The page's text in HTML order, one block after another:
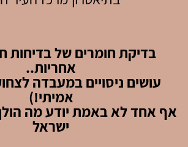
בדיקת חומרים של בדיחות
אחריות..
עושים ניסויים במעבדה
אמיתי!)
אף אחד לא באמת יודע מה
ישראל